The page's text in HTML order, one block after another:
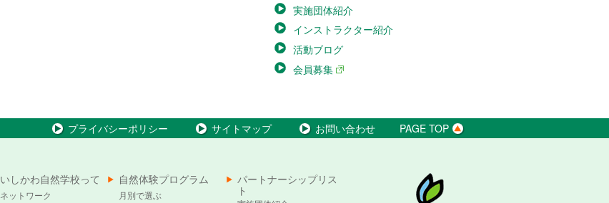
実施団体紹介
インストラクター紹介
活動ブログ
会員募集
プライバシーポリシー サイトマップ お問い合わせ PAGE TOP
いしかわ自然学校って
ネットワーク
自然体験プログラム
月別で選ぶ
パートナーシップリス
ト